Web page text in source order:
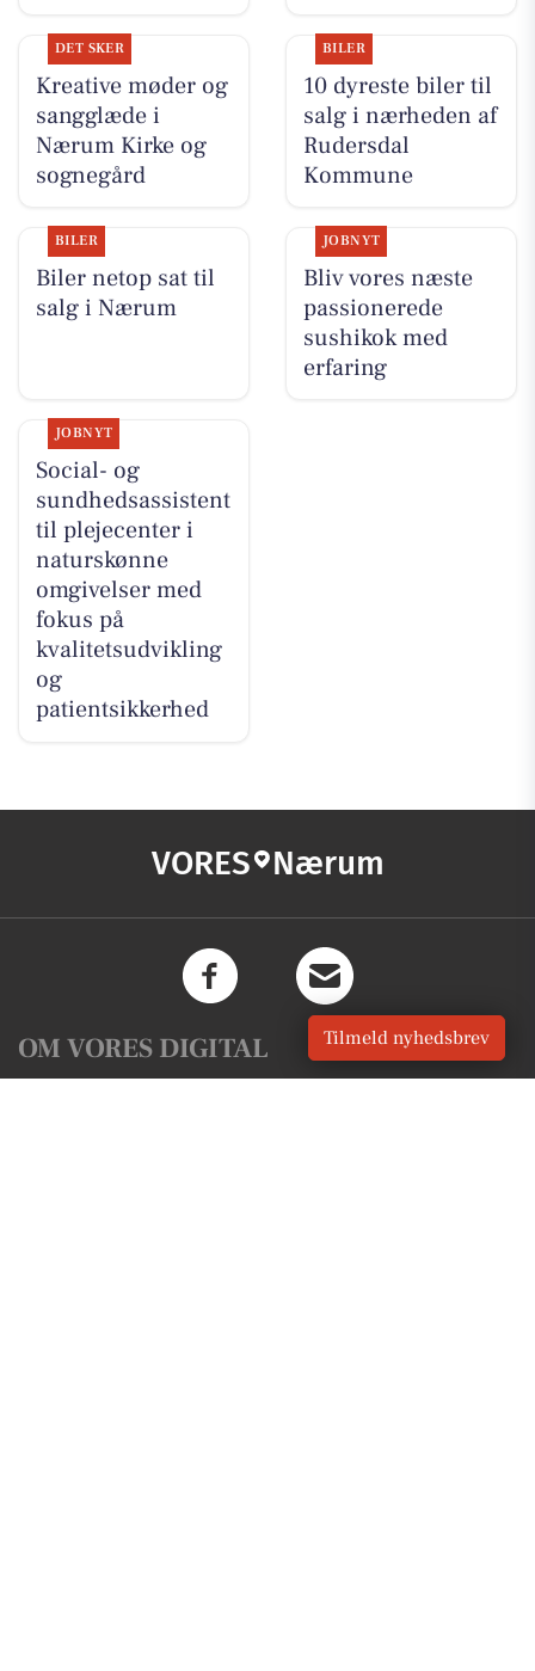
DET SKER
Kreative møder og
sangglæde i
Nærum Kirke og
sognegård
BILER
10 dyreste biler til
salg i nærheden af
Rudersdal
Kommune
BILER
Biler netop sat til
salg i Nærum
JOBNYT
Bliv vores næste
passionerede
sushikok med
erfaring
JOBNYT
Social- og
sundhedsassistent
til plejecenter i
naturskønne
omgivelser med
fokus på
kvalitetsudvikling
og
patientsikkerhed
VORES Nærum
OM VORES DIGITAL Tilmeld nyhedsbrev